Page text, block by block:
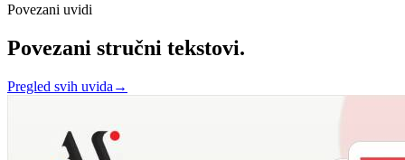
Povezani uvidi
Povezani stručni tekstovi.
Pregled svih uvida →